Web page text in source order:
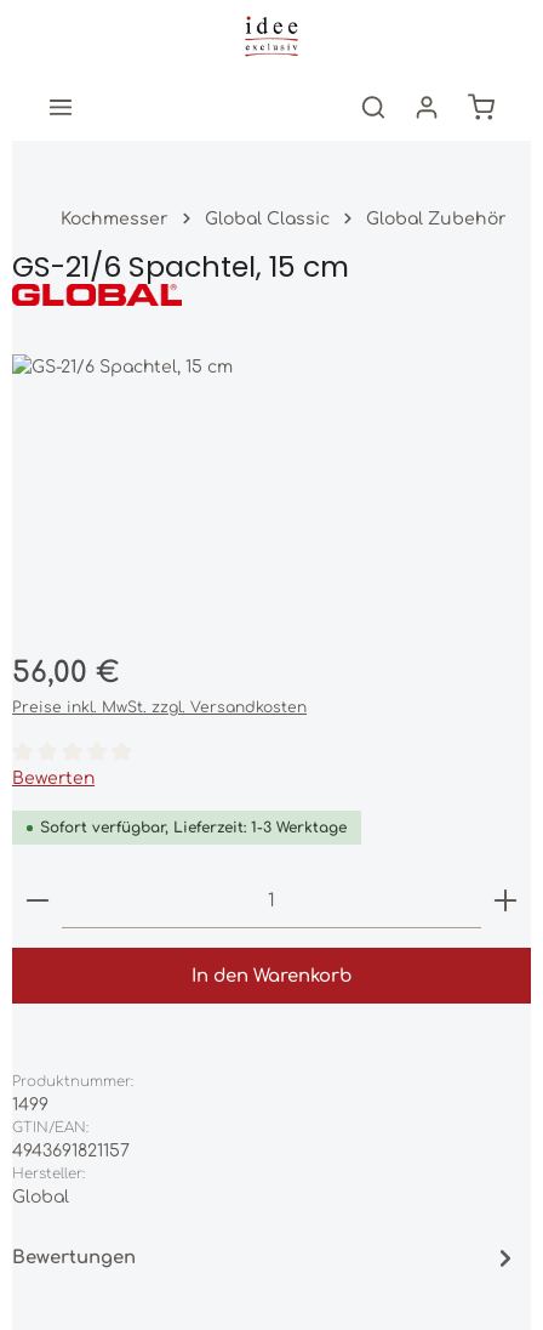
Zum Hauptinhalt springen
Kochmesser Global Classic Global Zubehör
GS-21/6 Spachtel, 15 cm
Bildergalerie überspringen
Regulärer Preis:
56,00 €
Preise inkl. MwSt. zzgl. Versandkosten
Durchschnittliche Bewertung von 0 von 5 Sternen
Bewerten
Sofort verfügbar, Lieferzeit: 1-3 Werktage
Produkt Anzahl: Gib den gewünschten Wert
In den Warenkorb
Produktnummer:
1499
GTIN/EAN:
4943691821157
Hersteller:
Global
Bewertungen